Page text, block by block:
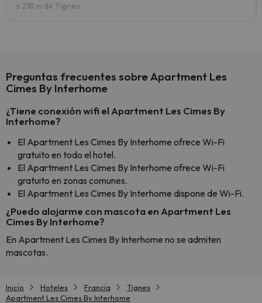
a 218 m de Tignes
Preguntas frecuentes sobre Apartment Les
Cimes By Interhome
¿Tiene conexión wifi el Apartment Les Cimes By
Interhome?
El Apartment Les Cimes By Interhome ofrece Wi-Fi
gratuito en todo el hotel.
El Apartment Les Cimes By Interhome ofrece Wi-Fi
gratuito en zonas comunes.
El Apartment Les Cimes By Interhome dispone de Wi-Fi.
¿Puedo alojarme con mascota en Apartment Les
Cimes By Interhome?
En Apartment Les Cimes By Interhome no se admiten
mascotas.
Inicio Hoteles Francia
Tignes
Apartment Les Cimes By Interhome